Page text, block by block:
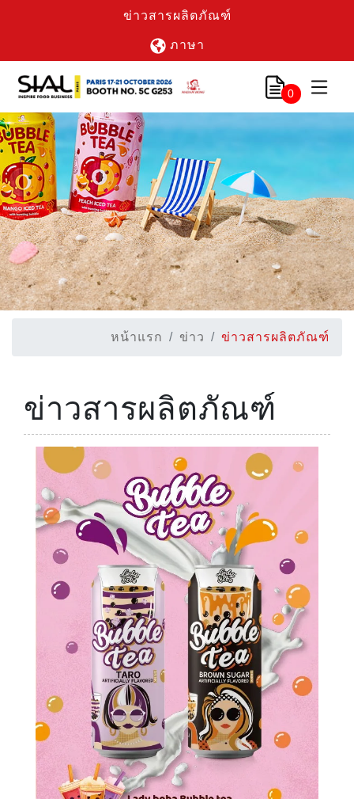
ข่าวสารผลิตภัณฑ์
ภาษา
0
หน้าแรก ข่าว ข่าวสารผลิตภัณฑ์
ข่าวสารผลิตภัณฑ์